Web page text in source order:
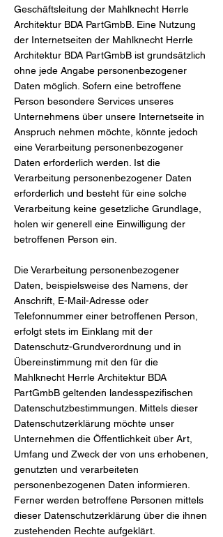
Geschäftsleitung der Mahlknecht Herrle
Architektur BDA PartGmbB. Eine Nutzung
der Internetseiten der Mahlknecht Herrle
Architektur BDA PartGmbB ist grundsätzlich
ohne jede Angabe personenbezogener
Daten möglich. Sofern eine betroffene
Person besondere Services unseres
Unternehmens über unsere Internetseite in
Anspruch nehmen möchte, könnte jedoch
eine Verarbeitung personenbezogener
Daten erforderlich werden. Ist die
Verarbeitung personenbezogener Daten
erforderlich und besteht für eine solche
Verarbeitung keine gesetzliche Grundlage,
holen wir generell eine Einwilligung der
betroffenen Person ein.
Die Verarbeitung personenbezogener
Daten, beispielsweise des Namens, der
Anschrift, E-Mail-Adresse oder
Telefonnummer einer betroffenen Person,
erfolgt stets im Einklang mit der
Datenschutz-Grundverordnung und in
Übereinstimmung mit den für die
Mahlknecht Herrle Architektur BDA
PartGmbB geltenden landesspezifischen
Datenschutzbestimmungen. Mittels dieser
Datenschutzerklärung möchte unser
Unternehmen die Öffentlichkeit über Art,
Umfang und Zweck der von uns erhobenen,
genutzten und verarbeiteten
personenbezogenen Daten informieren.
Ferner werden betroffene Personen mittels
dieser Datenschutzerklärung über die ihnen
zustehenden Rechte aufgeklärt.